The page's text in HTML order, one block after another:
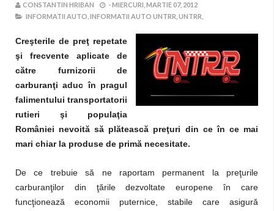
CONSTANTIN HRIBAN -MIERCURI, MARTIE 07, 2012
INFORMATII AUTO, INFORMATII AUTO UNTRR, UNTRR,
Creşterile de preţ repetate
şi frecvente aplicate de
către furnizorii de
carburanţi aduc în pragul
falimentului transportatorii
rutieri şi populaţia
României nevoită să plătească preţuri din ce în ce mai
mari chiar la produse de primă necesitate.
De ce trebuie să ne raportam permanent la preţurile
carburanţilor din ţările dezvoltate europene în care
funcţionează economii puternice, stabile care asigură